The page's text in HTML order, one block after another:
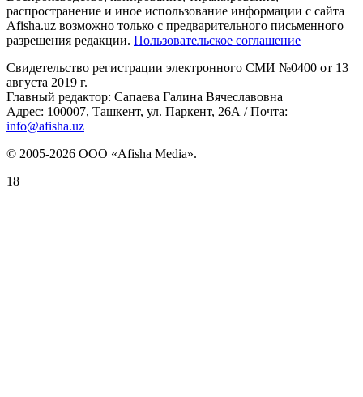
распространение и иное использование информации с сайта
Afisha.uz возможно только с предварительного письменного
разрешения редакции. Пользовательское соглашение
Свидетельство регистрации электронного СМИ №0400 от 13
августа 2019 г.
Главный редактор: Сапаева Галина Вячеславовна
Адрес: 100007, Ташкент, ул. Паркент, 26А / Почта:
info@afisha.uz
© 2005-2026 ООО «Afisha Media».
18+